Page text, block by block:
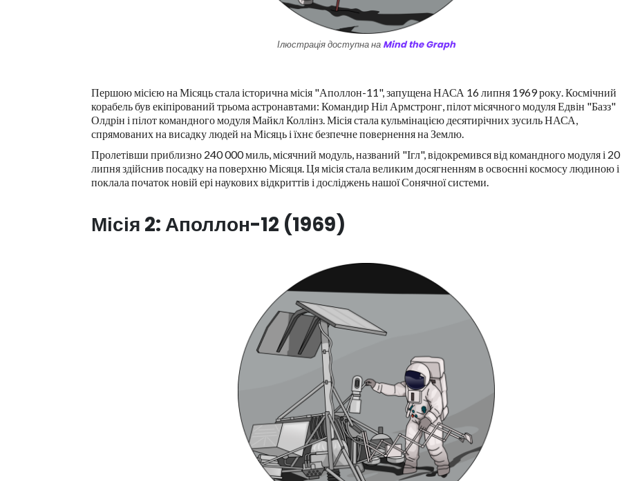
Ілюстрація доступна на Mind the Graph
Першою місією на Місяць стала історична місія "Аполлон-11", запущена НАСА 16 липня 1969 року. Космічний
корабель був екіпірований трьома астронавтами: Командир Ніл Армстронг, пілот місячного модуля Едвін "Базз"
Олдрін і пілот командного модуля Майкл Коллінз. Місія стала кульмінацією десятирічних зусиль НАСА,
спрямованих на висадку людей на Місяць і їхнє безпечне повернення на Землю.
Пролетівши приблизно 240 000 миль, місячний модуль, названий "Ігл", відокремився від командного модуля і 20
липня здійснив посадку на поверхню Місяця. Ця місія стала великим досягненням в освоєнні космосу людиною і
поклала початок новій ері наукових відкриттів і досліджень нашої Сонячної системи.
Місія 2: Аполлон-12 (1969)